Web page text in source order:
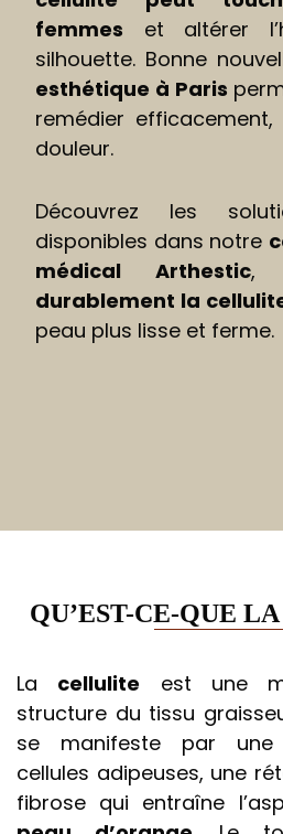
femmes et altérer
silhouette. Bonne
esthétique à Paris
remédier
douleur.
Découvrez les
disponibles dans notre
médical Arthestic,
durablement la
peau plus lisse et ferme.
QU’EST-CE-QUE
La cellulite est une
structure du tissu
se manifeste par une
cellules adipeuses, une
fibrose qui entraîne